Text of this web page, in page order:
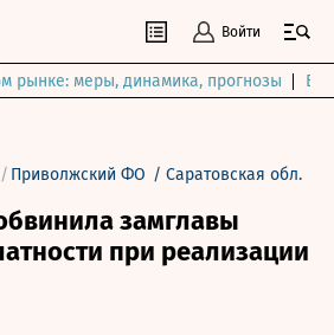
Войти
рынке: меры, динамика, прогнозы
Приволжский ФО / Саратовская обл.
замглавы
при реализации